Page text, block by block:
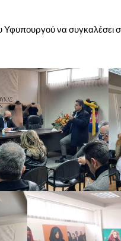
Υφυπουργού να